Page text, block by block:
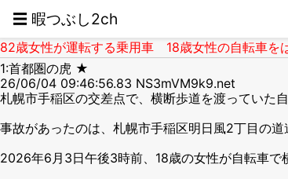
☰ 暇つぶし2ch
82歳女性が運転する乗用車 18歳女性の自転車
1:首都圏の虎 ★
26/06/04 09:46:56.83 NS3mVM9k9.net
札幌市手稲区の交差点で、横断歩道を渡っていた
事故があったのは、札幌市手稲区明日風2丁目の道
2026年6月3日午後3時前、18歳の女性が自転車で